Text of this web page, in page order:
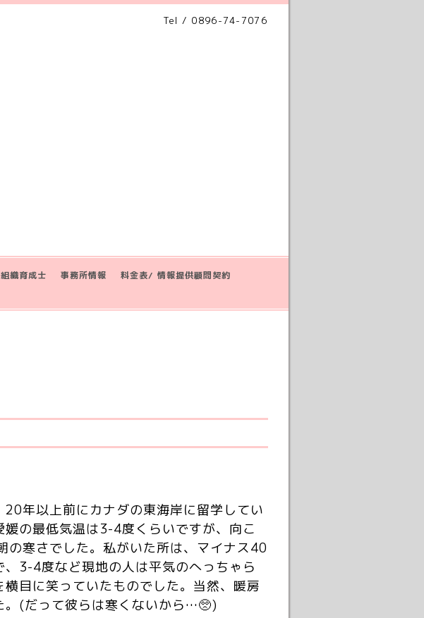
Tel / 0896-74-7076
織育成士 事務所情報
料金表/ 情報提供顧問契約
年以上前にカナダの東海岸に留学してい
の最低気温は3-4度くらいですが、向こ
の寒さでした。私がいた所は、マイナス40
3-4度など現地の人は平気のへっちゃら
目に笑っていたものでした。当然、暖房
。(だって彼らは寒くないから…🥺)